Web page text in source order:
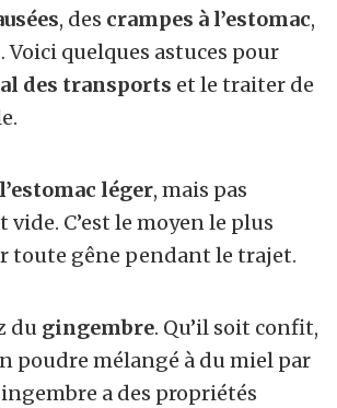
, des crampes à l’estomac,
Voici quelques astuces pour
des transports et le traiter de
l’estomac léger, mais pas
C’est le moyen le plus
toute gêne pendant le trajet.
du gingembre. Qu’il soit confit,
poudre mélangé à du miel par
a des propriétés